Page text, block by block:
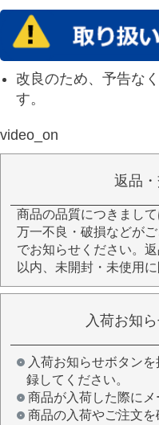
改良のため、予告な
す。
video_on
返品
商品の品質につきまし
万一不良・破損などが
でお知らせください。
以内、未開封・未使用に
入荷お知
入荷お知らせボタン
録してください。
商品が入荷した際にメ
商品の入荷やご注文を